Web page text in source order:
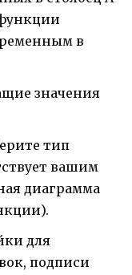
в
значения
тип
вашим
диаграмма
для
подписи